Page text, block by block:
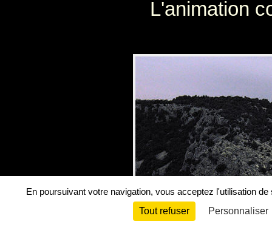
En poursuivant votre navigation, vous acceptez l'utilisation
Tout refuser
Personnaliser
L'animation